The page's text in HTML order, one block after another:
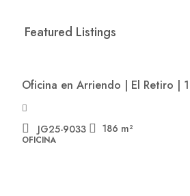
Featured Listings
/Mes
Oficina en Arriendo | El Retiro |
JG25-9033 186 m²
OFICINA